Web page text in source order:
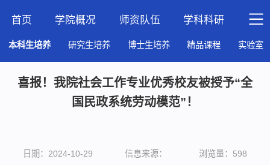
首页 学院概况 师资队伍 学科科研 人
本科生培养 研究生培养 博士生培养 精品课程 实验室
喜报！我院社会工作专业优秀校友被授予“全
国民政系统劳动模范”！
日期：2024-10-29 信息来源： 浏览量： 598